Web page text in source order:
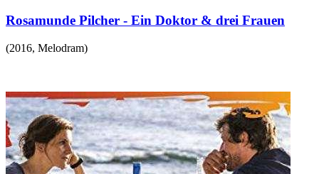
Rosamunde Pilcher - Ein Doktor & drei Frauen
(2016, Melodram)